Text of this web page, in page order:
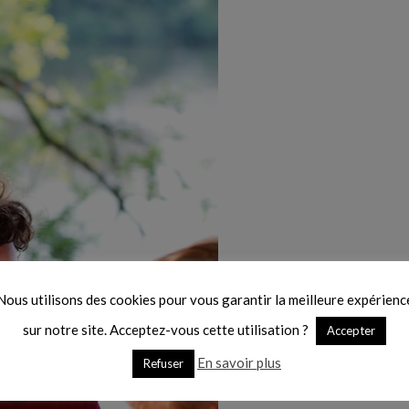
utilisons des cookies pour vous garantir la meilleure
sur notre site. Acceptez-vous cette utilisation ?
Accepter
Refuser En savoir plus